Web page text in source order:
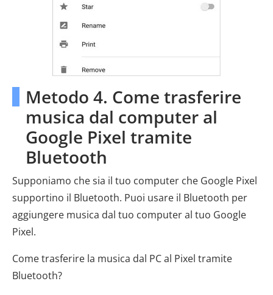
Metodo 4. Come trasferire
musica dal computer al
Google Pixel tramite
Bluetooth
Supponiamo che sia il tuo computer che Google Pixel
supportino il Bluetooth. Puoi usare il Bluetooth per
aggiungere musica dal tuo computer al tuo Google
Pixel.
Come trasferire la musica dal PC al Pixel tramite
Bluetooth?